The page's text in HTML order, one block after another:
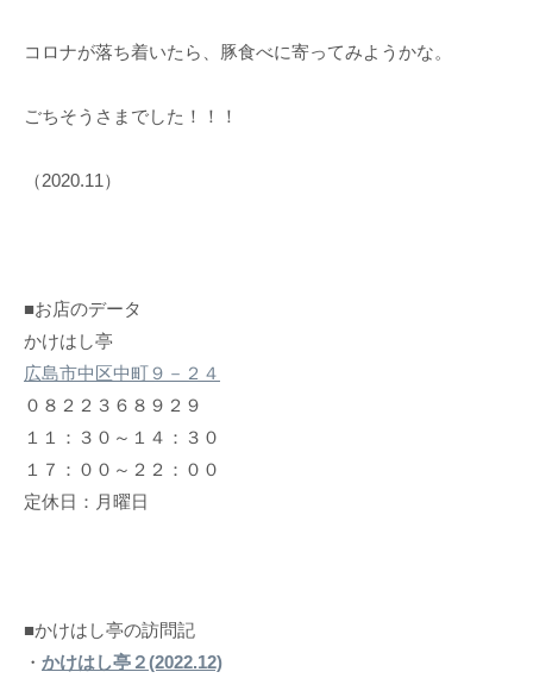
コロナが落ち着いたら、豚食べに寄ってみようかな。
ごちそうさまでした！！！
（2020.11）
■お店のデータ
かけはし亭
広島市中区中町９－２４
０８２２３６８９２９
１１：３０～１４：３０
１７：００～２２：００
定休日：月曜日
■かけはし亭の訪問記
・ かけはし亭２(2022.12)